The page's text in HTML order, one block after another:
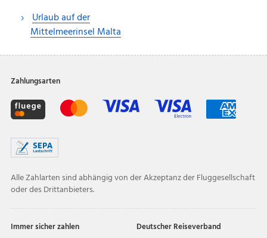
Urlaub auf der
Mittelmeerinsel Malta